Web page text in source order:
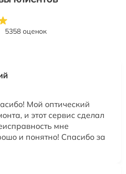
5358 оценок
Мой оптический
и этот сервис сделал
мне
и понятно! Спасибо за